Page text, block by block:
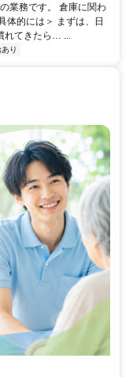
業務です。 倉庫に関わ
体的には＞ まずは、日
れてきたら… ...
り